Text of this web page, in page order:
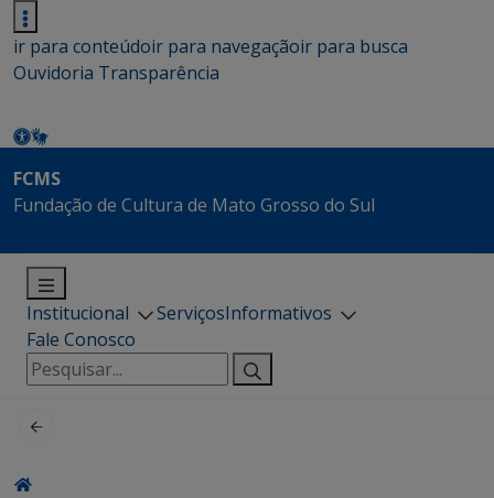
ir para conteúdoir para navegaçãoir para busca
Ouvidoria Transparência
FCMS
Fundação de Cultura de Mato Grosso do Sul
Institucional ServiçosInformativos
Fale Conosco
Pesquisar
por: